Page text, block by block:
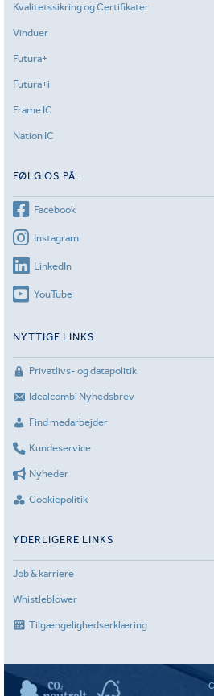
Kvalitetssikring og Certifikater
Vinduer
Futura+
Futura+i
Frame IC
Nation IC
FØLG OS PÅ:
Facebook
Instagram
LinkedIn
YouTube
NYTTIGE LINKS
Privatlivs- og datapolitik
Idealcombi Nyhedsbrev
Find medarbejder
Kundeservice
Nyheder
Cookiepolitik
YDERLIGERE LINKS
Job & karriere
Whistleblower
Tilgængelighedserklæring